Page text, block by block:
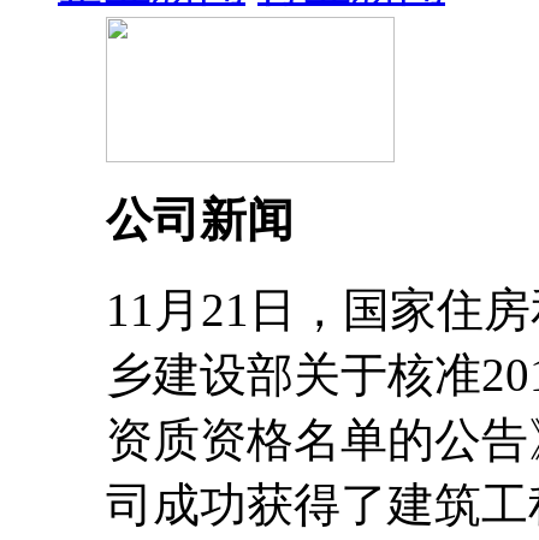
公司新闻
11月21日，国家住
乡建设部关于核准
资质资格名单的公
司成功获得了建筑